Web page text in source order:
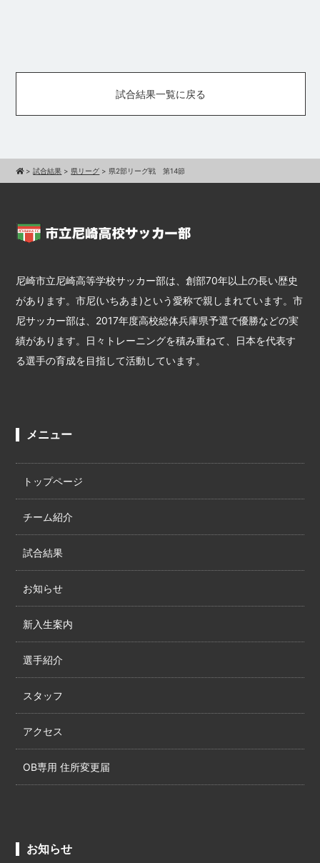
試合結果一覧に戻る
>試合結果 > 県リーグ > 県2部リーグ戦 第14節
尼崎市立尼崎高等学校サッカー部は、創部70年以上の長い歴史
があります。市尼(いちあま)という愛称で親しまれています。市
尼サッカー部は、2017年度高校総体兵庫県予選で優勝などの実
績があります。日々トレーニングを積み重ねて、日本を代表す
る選手の育成を目指して活動しています。
メニュー
トップページ
チーム紹介
試合結果
お知らせ
新入生案内
選手紹介
スタッフ
アクセス
OB専用 住所変更届
お知らせ